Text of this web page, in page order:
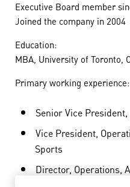
Executive Board member
Joined the company in 2004
Education:
MBA, University of Toronto,
Primary working experience:
Senior Vice
Vice President,
Sports
Director, Operations,